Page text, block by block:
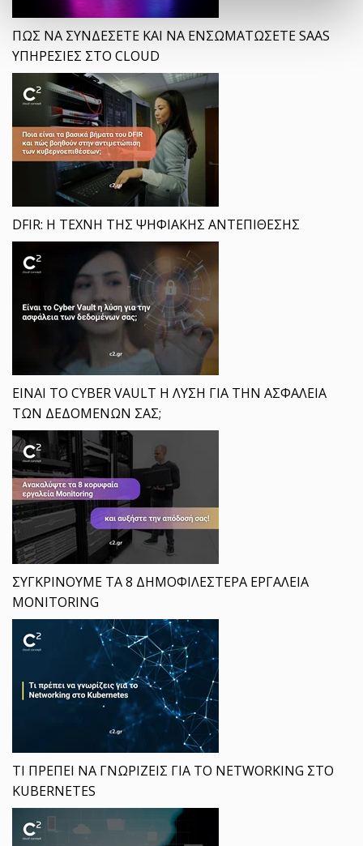
ΠΩΣ ΝΑ ΣΥΝΔΕΣΕΤΕ ΚΑΙ ΝΑ ΕΝΣΩΜΑΤΩΣΕΤΕ SAAS
ΥΠΗΡΕΣΙΕΣ ΣΤΟ CLOUD
DFIR: Η ΤΕΧΝΗ ΤΗΣ ΨΗΦΙΑΚΗΣ ΑΝΤΕΠΙΘΕΣΗΣ
ΕΙΝΑΙ ΤΟ CYBER VAULT Η ΛΥΣΗ ΓΙΑ ΤΗΝ ΑΣΦΑΛΕΙΑ
ΤΩΝ ΔΕΔΟΜΕΝΩΝ ΣΑΣ;
ΣΥΓΚΡΙΝΟΥΜΕ ΤΑ 8 ΔΗΜΟΦΙΛΕΣΤΕΡΑ ΕΡΓΑΛΕΙΑ
MONITORING
ΤΙ ΠΡΕΠΕΙ ΝΑ ΓΝΩΡΙΖΕΙΣ ΓΙΑ ΤΟ NETWORKING ΣΤΟ
KUBERNETES